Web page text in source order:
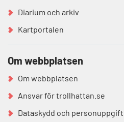
Diarium och arkiv
Kartportalen
Om webbplatsen
Om webbplatsen
Ansvar för trollhattan.se
Dataskydd och